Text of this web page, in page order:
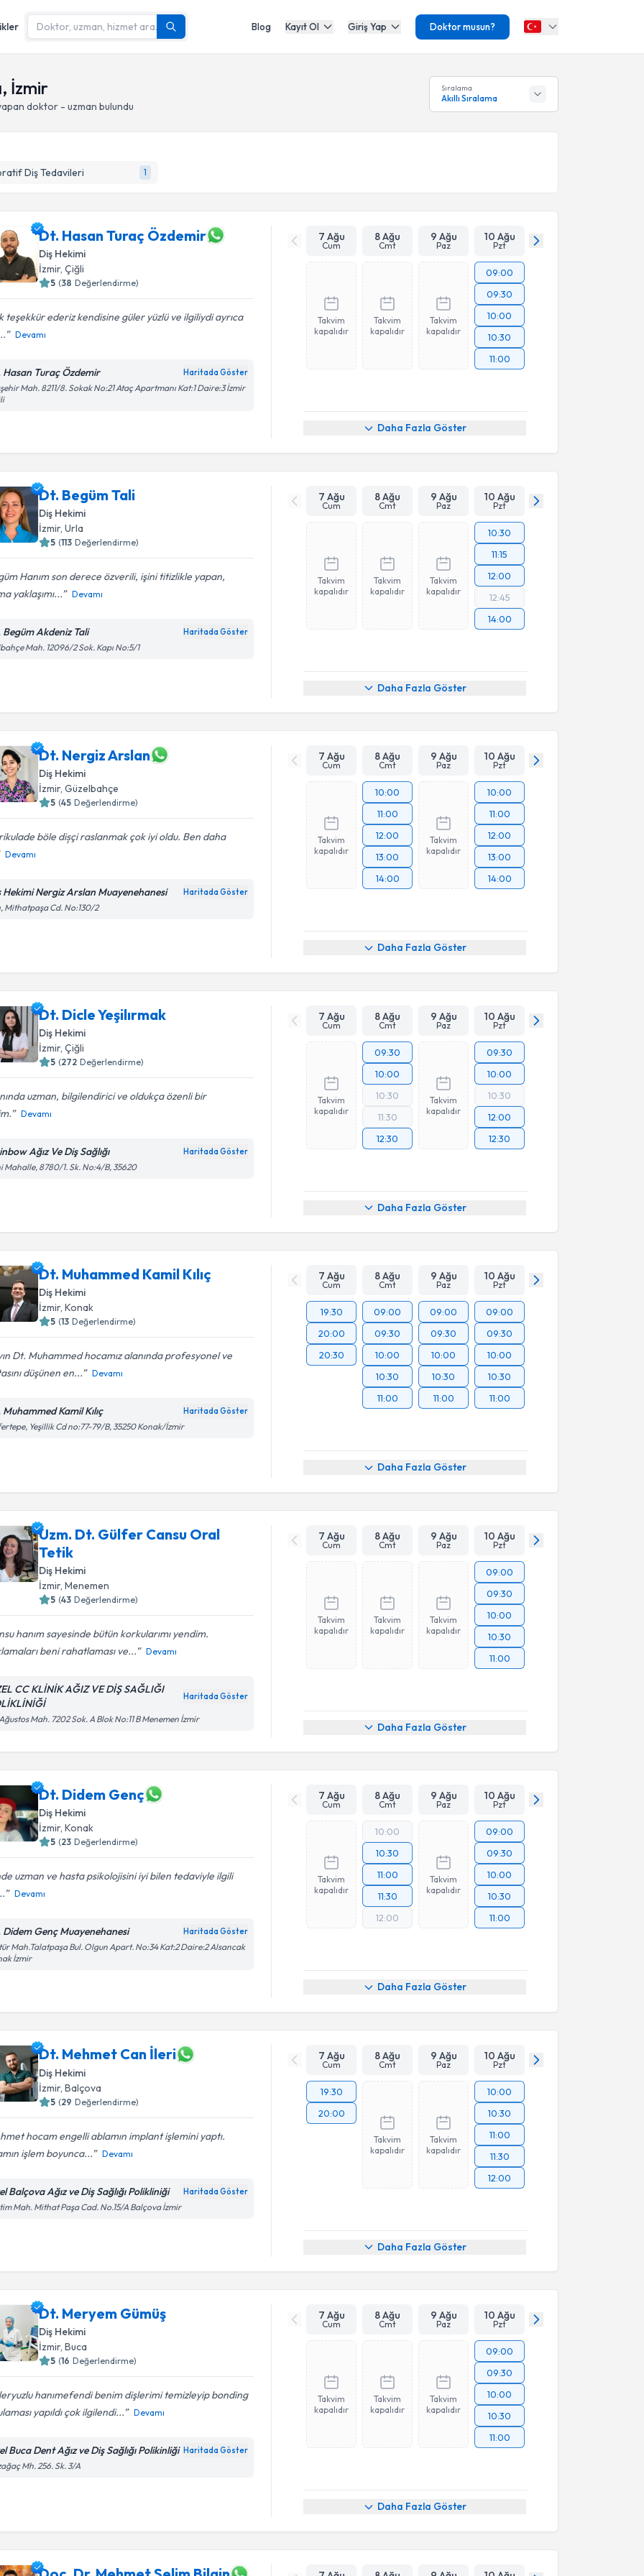
Blog Kayıt Ol Giriş Yap Doktor musun?
İzmir
doktor - uzman bulundu
Sıralama
Akıllı Sıralama
Diş Tedavileri 1
Dt. Hasan Turaç Özdemir
Diş Hekimi
İzmir, Çiğli
5 (38 Değerlendirme)
teşekkür ederiz kendisine güler yüzlü ve ilgiliydi ayrıca
Devamı
Hasan Turaç Özdemir Haritada Göster
Mah. 8211/8. Sokak No:21 Ataç Apartmanı Kat:1 Daire:3 İzmir
7 Ağu
Cum
8 Ağu
Cmt
9 Ağu
Paz
10 Ağu
Pzt
Takvim
kapalıdır
Takvim
kapalıdır
Takvim
kapalıdır
09:00
09:30
10:00
10:30
11:00
Daha Fazla Göster
Dt. Begüm Tali
Diş Hekimi
İzmir, Urla
5 (113 Değerlendirme)
Hanım son derece özverili, işini titizlikle yapan,
yaklaşımı...
Devamı
Begüm Akdeniz Tali Haritada Göster
Mah. 12096/2 Sok. Kapı No:5/1
7 Ağu
Cum
8 Ağu
Cmt
9 Ağu
Paz
10 Ağu
Pzt
Takvim
kapalıdır
Takvim
kapalıdır
Takvim
kapalıdır
10:30
11:15
12:00
12:45
14:00
Daha Fazla Göster
Dt. Nergiz Arslan
Diş Hekimi
İzmir, Güzelbahçe
5 (45 Değerlendirme)
böle dișçi raslanmak çok iyi oldu. Ben daha
Devamı
Hekimi Nergiz Arslan Muayenehanesi Haritada Göster
Mithatpaşa Cd. No:130/2
7 Ağu
Cum
8 Ağu
Cmt
9 Ağu
Paz
10 Ağu
Pzt
Takvim
kapalıdır
10:00
11:00
12:00
13:00
14:00
Takvim
kapalıdır
10:00
11:00
12:00
13:00
14:00
Daha Fazla Göster
Dt. Dicle Yeşilırmak
Diş Hekimi
İzmir, Çiğli
5 (272 Değerlendirme)
uzman, bilgilendirici ve oldukça özenli bir
Devamı
Ağız Ve Diş Sağlığı Haritada Göster
Mahalle, 8780/1. Sk. No:4/B, 35620
7 Ağu
Cum
8 Ağu
Cmt
9 Ağu
Paz
10 Ağu
Pzt
Takvim
kapalıdır
09:30
10:00
10:30
11:30
12:30
Takvim
kapalıdır
09:30
10:00
10:30
12:00
12:30
Daha Fazla Göster
Dt. Muhammed Kamil Kılıç
Diş Hekimi
İzmir, Konak
5 (13 Değerlendirme)
Dt. Muhammed hocamız alanında profesyonel ve
düşünen en...
Devamı
Muhammed Kamil Kılıç Haritada Göster
Yeşillik Cd no:77-79/B, 35250 Konak/İzmir
7 Ağu
Cum
8 Ağu
Cmt
9 Ağu
Paz
10 Ağu
Pzt
19:30
20:00
20:30
09:00
09:30
10:00
10:30
11:00
09:00
09:30
10:00
10:30
11:00
09:00
09:30
10:00
10:30
11:00
Daha Fazla Göster
Uzm. Dt. Gülfer Cansu Oral
Tetik
Diş Hekimi
İzmir, Menemen
5 (43 Değerlendirme)
hanım sayesinde bütün korkularımı yendim.
beni rahatlaması ve...
Devamı
CC KLİNİK AĞIZ VE DİŞ SAĞLIĞI
Haritada Göster
Mah. 7202 Sok. A Blok No:11 B Menemen İzmir
7 Ağu
Cum
8 Ağu
Cmt
9 Ağu
Paz
10 Ağu
Pzt
Takvim
kapalıdır
Takvim
kapalıdır
Takvim
kapalıdır
09:00
09:30
10:00
10:30
11:00
Daha Fazla Göster
Dt. Didem Genç
Diş Hekimi
İzmir, Konak
5 (23 Değerlendirme)
uzman ve hasta psikolojisini iyi bilen tedaviyle ilgili
Devamı
Didem Genç Muayenehanesi Haritada Göster
Mah.Talatpaşa Bul. Olgun Apart. No:34 Kat:2 Daire:2 Alsancak
İzmir
7 Ağu
Cum
8 Ağu
Cmt
9 Ağu
Paz
10 Ağu
Pzt
Takvim
kapalıdır
10:00
10:30
11:00
11:30
12:00
Takvim
kapalıdır
09:00
09:30
10:00
10:30
11:00
Daha Fazla Göster
Dt. Mehmet Can İleri
Diş Hekimi
İzmir, Balçova
5 (29 Değerlendirme)
hocam engelli ablamın implant işlemini yaptı.
işlem boyunca...
Devamı
Balçova Ağız ve Diş Sağlığı Polikliniği Haritada Göster
Mah. Mithat Paşa Cad. No.15/A Balçova İzmir
7 Ağu
Cum
8 Ağu
Cmt
9 Ağu
Paz
10 Ağu
Pzt
19:30
20:00
Takvim
kapalıdır
Takvim
kapalıdır
10:00
10:30
11:00
11:30
12:00
Daha Fazla Göster
Dt. Meryem Gümüş
Diş Hekimi
İzmir, Buca
5 (16 Değerlendirme)
hanımefendi benim dişlerimi temizleyip bonding
yapıldı çok ilgilendi...
Devamı
Buca Dent Ağız ve Diş Sağlığı Polikinliği Haritada Göster
Mh. 256. Sk. 3/A
7 Ağu
Cum
8 Ağu
Cmt
9 Ağu
Paz
10 Ağu
Pzt
Takvim
kapalıdır
Takvim
kapalıdır
Takvim
kapalıdır
09:00
09:30
10:00
10:30
11:00
Daha Fazla Göster